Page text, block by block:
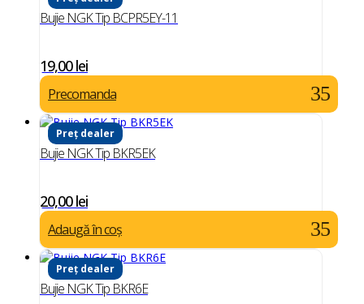
Bujie NGK Tip BCPR5EY-11
19,00lei
Precomanda
Preț dealer
Bujie NGK Tip BKR5EK
20,00lei
Adaugă în coș
Preț dealer
Bujie NGK Tip BKR6E